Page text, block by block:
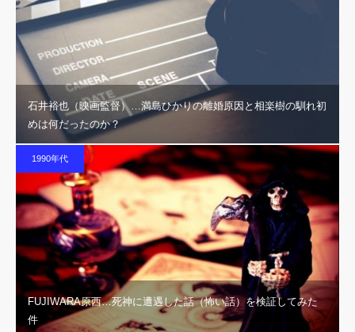
石井裕也（映画監督）…満島ひかりの離婚原因と相楽樹の馴れ初
めは何だったのか？
1990年代
FUJIWARA原西…死神に遭遇した話（怖い話）を検証してみた
件